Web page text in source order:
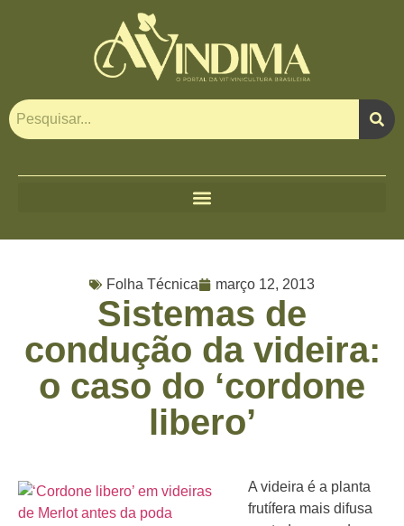
Folha Técnica março 12, 2013
Sistemas de
condução da videira:
o caso do ‘cordone
libero’
A videira é a planta
frutífera mais difusa